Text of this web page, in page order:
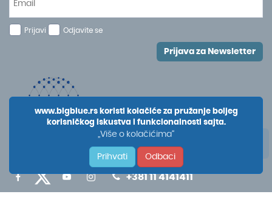
Prijavi Odjavite se
Prijava za Newsletter
+381 11 4141411
www.bigblue.rs koristi kolačiće za pružanje boljeg
korisničkog iskustva i funkcionalnosti sajta.
„Više o kolačićima“
Prihvati Odbaci